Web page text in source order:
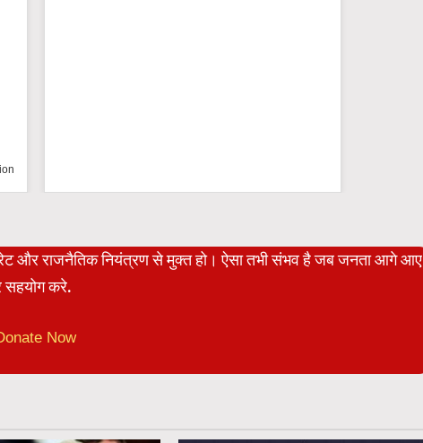
और राजनैतिक नियंत्रण से मुक्त हो। ऐसा तभी संभव है जब जनता आगे आए
करे.
Now